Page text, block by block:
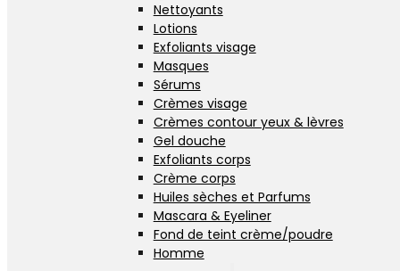
Nettoyants
Lotions
Exfoliants visage
Masques
Sérums
Crèmes visage
Crèmes contour yeux & lèvres
Gel douche
Exfoliants corps
Crème corps
Huiles sèches et Parfums
Mascara & Eyeliner
Fond de teint crème/poudre
Homme